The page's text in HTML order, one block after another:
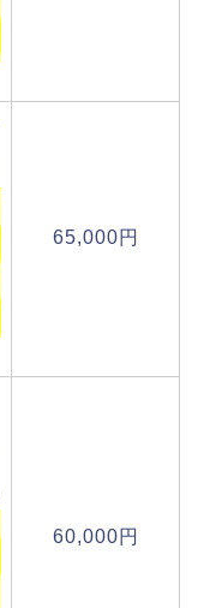
65,000円
60,000円